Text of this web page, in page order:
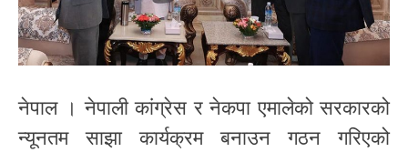
नेपाल । नेपाली कांग्रेस र नेकपा एमालेको सरकारको
न्यूनतम साझा कार्यक्रम बनाउन गठन गरिएको